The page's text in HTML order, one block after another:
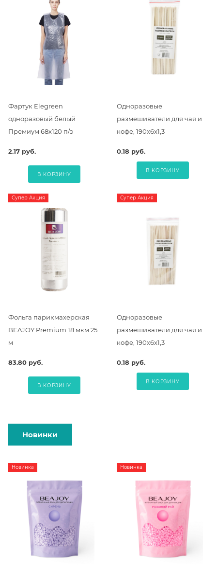
Фартук Elegreen
одноразовый белый
Премиум 68х120 п/э
2.17 руб.
В КОРЗИНУ
Одноразовые
размешиватели для чая и
кофе, 190х6х1,3
0.18 руб.
В КОРЗИНУ
Супер Акция
Фольга парикмахерская
BEAJOY Premium 18 мкм 25
м
83.80 руб.
В КОРЗИНУ
Супер Акция
Одноразовые
размешиватели для чая и
кофе, 190х6х1,3
0.18 руб.
В КОРЗИНУ
Новинки
Новинка Новинка